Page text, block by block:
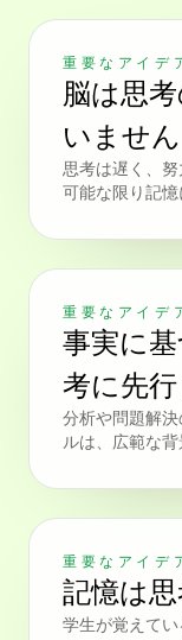
重要なアイデ
脳は思
いません
思考は遅く、
可能な限り記憶
重要なアイデ
事実に
考に先
分析や問題解
ルは、広範な背
重要なアイデ
記憶は
学生が覚えて